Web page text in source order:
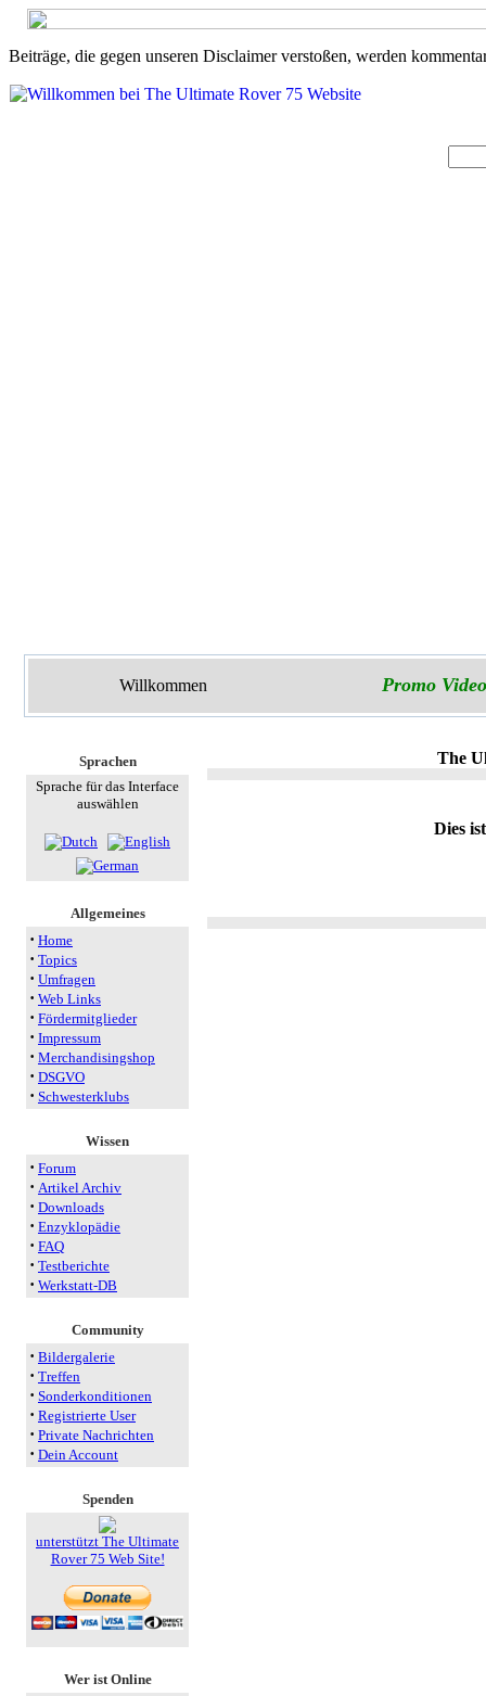
Beiträge, die gegen unseren Disclaimer verstoßen, werden
Willkommen Promo
Sprachen
Sprache für das Interface
auswählen
Allgemeines
· Home
· Topics
· Umfragen
· Web Links
· Fördermitglieder
· Impressum
· Merchandisingshop
· DSGVO
· Schwesterklubs
Wissen
· Forum
· Artikel Archiv
· Downloads
· Enzyklopädie
· FAQ
· Testberichte
· Werkstatt-DB
Community
· Bildergalerie
· Treffen
· Sonderkonditionen
· Registrierte User
· Private Nachrichten
· Dein Account
Spenden
unterstützt The Ultimate
Rover 75 Web Site!
Wer ist Online
The
Dies